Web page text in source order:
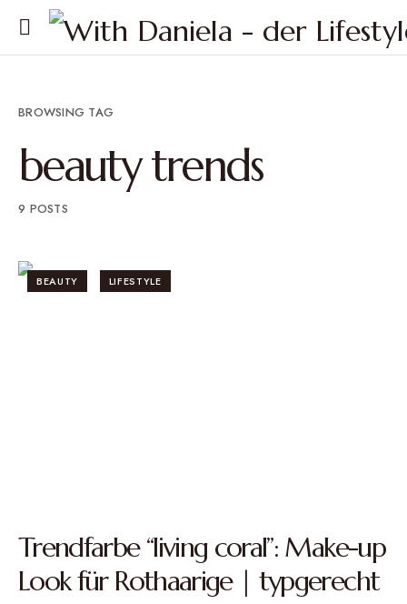
BROWSING TAG
beauty trends
9 POSTS
BEAUTY LIFESTYLE
Trendfarbe “living coral”: Make-up
Look für Rothaarige | typgerecht